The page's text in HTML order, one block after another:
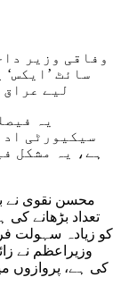
وفاقی وزیر
سائٹ
لیے
یہ
سیکیورٹی
ہے، یہ مشکل
محسن نقوی نے
تعداد بڑھانے
کو زیادہ سہولت
وزیراعظم نے
کی ہے، پروازوں